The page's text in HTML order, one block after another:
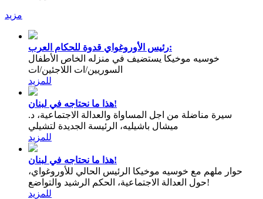
مزيد
رئيس الأوروغواي قدوة للحكام العرب:
خوسيه موخيكا يستضيف في منزله الخاص الأطفال
السوريين/ات اللاجئين/ات
للمزيد
هذا ما نحتاجه في لبنان!
سيرة مناضلة من اجل المساواة والعدالة الاجتماعية، د.
ميشال باشيليه، الرئيسة الجديدة لتشيلي
للمزيد
هذا ما نحتاجه في لبنان!
حوار ملهم مع خوسيه موخيكا الرئيس الحالي للأوروغواي،
حول العدالة الاجتماعية، الحكم الرشيد والتواضع!
للمزيد